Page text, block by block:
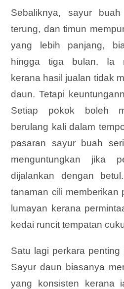
Sebaliknya, sayur
terung, dan timun
yang lebih panjang,
hingga tiga bulan. Ia
kerana hasil jualan tidak
daun. Tetapi
Setiap pokok boleh
berulang kali dalam
pasaran sayur buah
menguntungkan jika
dijalankan dengan
tanaman cili memberikan
lumayan kerana
kedai runcit tempatan
Satu lagi perkara
Sayur daun biasanya
yang konsisten kerana